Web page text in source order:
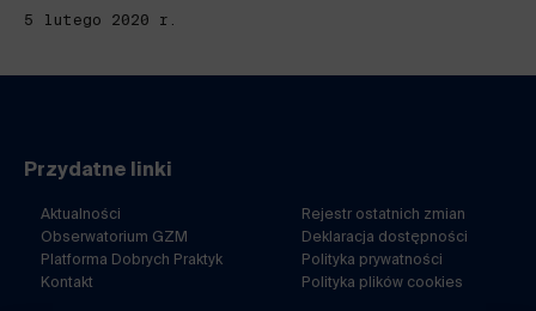
5 lutego 2020 r.
Przydatne linki
Aktualności
Obserwatorium GZM
Platforma Dobrych Praktyk
Kontakt
Rejestr ostatnich zmian
Deklaracja dostępności
Polityka prywatności
Polityka plików cookies